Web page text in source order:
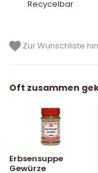
Recycelbar
Zur Wunschliste
Oft zusammen
Erbsensuppe
Gewürze